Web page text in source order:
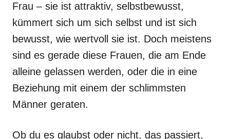
Frau – sie ist attraktiv, selbstbewusst,
kümmert sich um sich selbst und ist sich
bewusst, wie wertvoll sie ist. Doch meistens
sind es gerade diese Frauen, die am Ende
alleine gelassen werden, oder die in eine
Beziehung mit einem der schlimmsten
Männer geraten.
Ob du es glaubst oder nicht, das passiert,